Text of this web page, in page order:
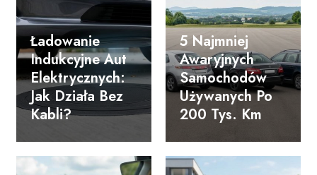
Ładowanie
Indukcyjne Aut
Elektrycznych:
Jak Działa Bez
Kabli?
5 Najmniej
Awaryjnych
Samochodów
Używanych Po
200 Tys. Km